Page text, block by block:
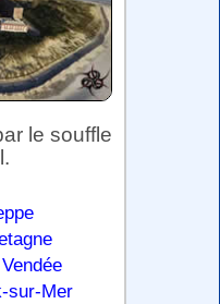
le souffle
sur-Mer